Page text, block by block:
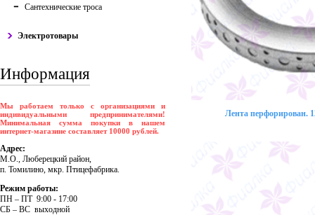
Сантехнические троса
Электротовары
Информация
Мы работаем только с организациями и
индивидуальными предпринимателями!
Минимальная сумма покупки в нашем
интернет-магазине составляет 10000 рублей.
Адрес:
М.О., Люберецкий район,
п. Томилино, мкр. Птицефабрика.
Режим работы:
ПH – ПT 9:00 - 17:00
CБ – BC выходной
Лента перфорирован.